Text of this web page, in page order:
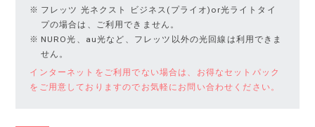
フレッツ 光ネクスト ビジネス(プライオ)or光ライトタイ
プの場合は、ご利用できません。
NURO光、au光など、フレッツ以外の光回線は利用できま
せん。
インターネットをご利用でない場合は、お得なセットパック
をご用意しておりますのでお気軽にお問い合わせください。